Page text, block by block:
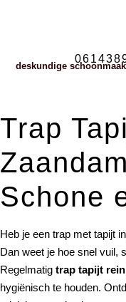
deskundige
Trap
Schone
Heb je een trap met tapijt
Dan weet je hoe snel vuil,
Regelmatig trap tapijt
hygiënisch te houden.